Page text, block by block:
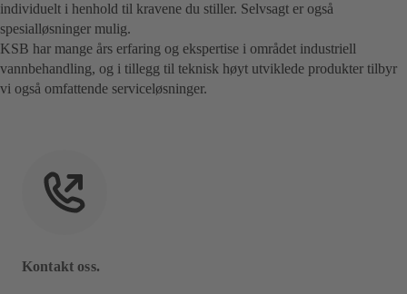
individuelt i henhold til kravene du stiller. Selvsagt er også
spesialløsninger mulig.
KSB har mange års erfaring og ekspertise i området industriell
vannbehandling, og i tillegg til teknisk høyt utviklede produkter tilbyr
vi også omfattende serviceløsninger.
Kontakt oss.